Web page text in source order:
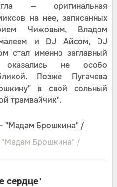
— оригинальная
на нее, записанных
Чижовым, Владом
и DJ Айсом, DJ
стал именно заглавный
не особо
Позже Пугачева
в свой сольный
трамвайчик".
"Мадам Брошкина" /
сердце"